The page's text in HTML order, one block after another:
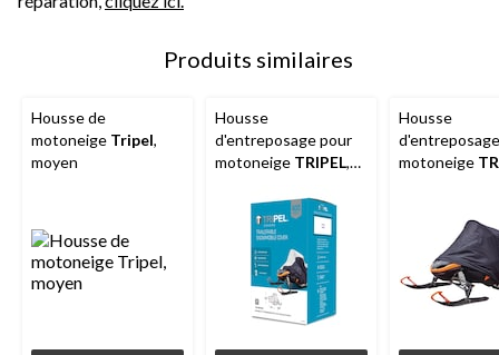
Produits similaires
Housse de
motoneige Tripel,
moyen
Housse
d'entreposage pour
motoneige TRIPEL,
Housse
motoneige